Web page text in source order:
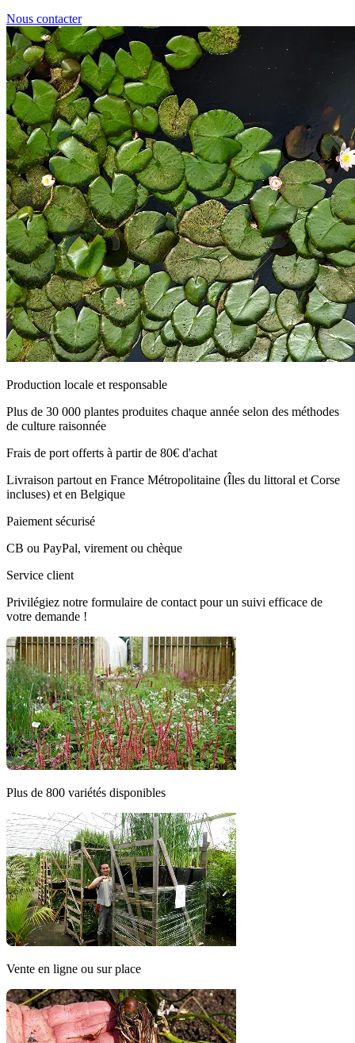
Nous contacter
Production locale et responsable
Plus de 30 000 plantes produites chaque année selon des méthodes
de culture raisonnée
Frais de port offerts à partir de 80€ d'achat
Livraison partout en France Métropolitaine (Îles du littoral et Corse
incluses) et en Belgique
Paiement sécurisé
CB ou PayPal, virement ou chèque
Service client
Privilégiez notre formulaire de contact pour un suivi efficace de
votre demande !
Plus de 800 variétés disponibles
Vente en ligne ou sur place